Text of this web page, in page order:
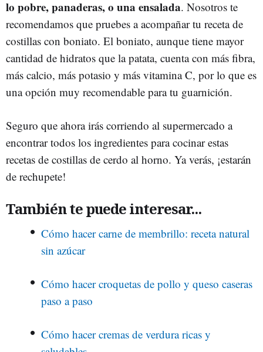
lo pobre, panaderas, o una ensalada. Nosotros te
recomendamos que pruebes a acompañar tu receta de
costillas con boniato. El boniato, aunque tiene mayor
cantidad de hidratos que la patata, cuenta con más fibra,
más calcio, más potasio y más vitamina C, por lo que es
una opción muy recomendable para tu guarnición.
Seguro que ahora irás corriendo al supermercado a
encontrar todos los ingredientes para cocinar estas
recetas de costillas de cerdo al horno. Ya verás, ¡estarán
de rechupete!
También te puede interesar...
Cómo hacer carne de membrillo: receta natural
sin azúcar
Cómo hacer croquetas de pollo y queso caseras
paso a paso
Cómo hacer cremas de verdura ricas y